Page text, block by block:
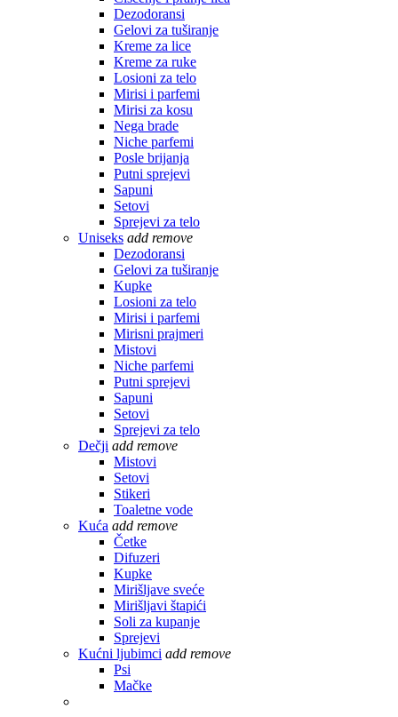
Dezodoransi
Gelovi za tuširanje
Kreme za lice
Kreme za ruke
Losioni za telo
Mirisi i parfemi
Mirisi za kosu
Nega brade
Niche parfemi
Posle brijanja
Putni sprejevi
Sapuni
Setovi
Sprejevi za telo
Uniseks add remove
Dezodoransi
Gelovi za tuširanje
Kupke
Losioni za telo
Mirisi i parfemi
Mirisni prajmeri
Mistovi
Niche parfemi
Putni sprejevi
Sapuni
Setovi
Sprejevi za telo
Dečji add remove
Mistovi
Setovi
Stikeri
Toaletne vode
Kuća add remove
Četke
Difuzeri
Kupke
Mirišljave sveće
Mirišljavi štapići
Soli za kupanje
Sprejevi
Kućni ljubimci add remove
Psi
Mačke